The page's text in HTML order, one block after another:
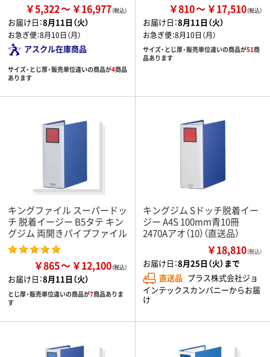
￥5,322 ￥16,977
お届け日：8月11日（火）
お急ぎ便：8月10日（月）
アスクル在庫商品
サイズ・とじ厚・販売単位違いの商品が4商品
あります
￥810 ￥17,510
お届け日：8月11日（火）
お急ぎ便：8月10日（月）
サイズ・とじ厚・販売単位違いの商品が51商
品あります
キングファイル スーパードッ
チ 脱着イージー B5タテ キン
グジム 両開きパイプファイル
￥865 ￥12,100
お届け日：8月11日（火）
とじ厚・販売単位違いの商品が7商品ありま
す
キングジム Sドッチ脱着イー
ジー A4S 100mm青10冊
2470Aアオ（10）（直送品）
￥18,810（税込）
お届け日：8月25日（火）まで
直送品 プラス株式会社ジョ
インテックスカンパニーからお届
け